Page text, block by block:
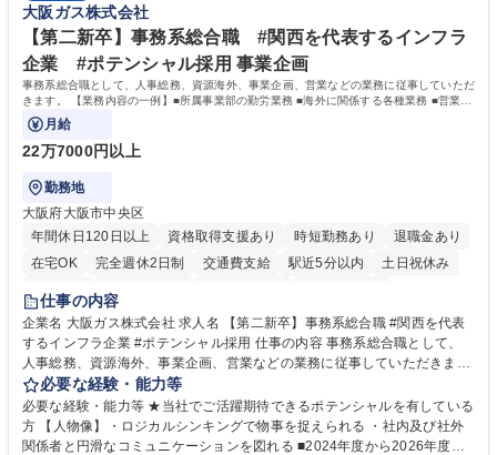
イフスタイルに応じた柔軟な働き方が可能です。育児や介護との両立も応
援します。 学歴・資格 学歴：大学院 大学 語学力： 資格：
大阪ガス株式会社
【第二新卒】事務系総合職 #関西を代表するインフラ
企業 #ポテンシャル採用 事業企画
事務系総合職として、人事総務、資源海外、事業企画、営業などの業務に従事していただ
きます。 【業務内容の一例】■所属事業部の勤労業務 ■海外に関係する各種業務 ■営業部
門の企画スタッフ、ルート営業
月給
22万7000円以上
勤務地
大阪府大阪市中央区
年間休日120日以上
資格取得支援あり 時短勤務あり
退職金あり
在宅OK
完全週休2日制 交通費支給 駅近5分以内
土日祝休み
服装自由
第二新卒歓迎
仕事の内容
企業名 大阪ガス株式会社 求人名 【第二新卒】事務系総合職 #関西を代表
するインフラ企業 #ポテンシャル採用 仕事の内容 事務系総合職として、
人事総務、資源海外、事業企画、営業などの業務に従事していただきま
す。 【業務内容の一例】■所属事業部の勤労業務 ■海外に関係する各種業
務 ■営業部門の企画スタッフ、ルート営業 【キャリアパス】入社後の配属
ポジションで一定期間ご活躍頂いた後、本人の適性及び将来のキャリアを
鑑みてジョブローテーションを行います。 【育成】OJTでの現場育成や研
必要な経験・能力等
必要な経験・能力等 ★当社でご活躍期待できるポテンシャルを有している
方 【人物像】・ロジカルシンキングで物事を捉えられる ・社内及び社外
関係者と円滑なコミュニケーションを図れる ■2024年度から2026年度ま